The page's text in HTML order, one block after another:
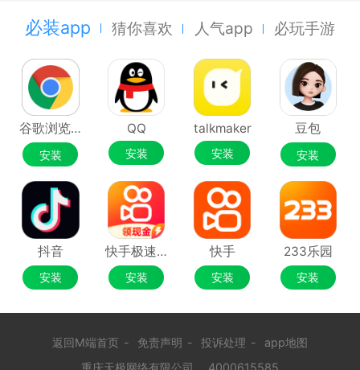
必装app 猜你喜欢 人气app 必玩手游
谷歌浏览器Google Chrome
安装
QQ
安装
talkmaker
安装
豆包
安装
抖音
安装
快手极速版
安装
快手
安装
233乐园
安装
返回M端首页 - 免责声明 - 投诉处理 -
app地图